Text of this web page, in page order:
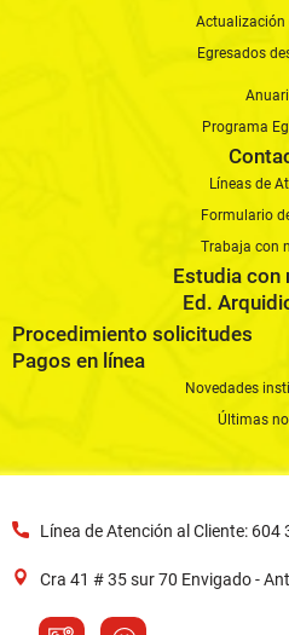
Actualización
Egresados
Programa
Líneas de
Formulario
Trabaja con
Estudia con
Ed.
Procedimiento solicitudes
Pagos en línea
Novedades
Últimas
Línea de Atención al Cliente: 604
Cra 41 # 35 sur 70 Envigado -